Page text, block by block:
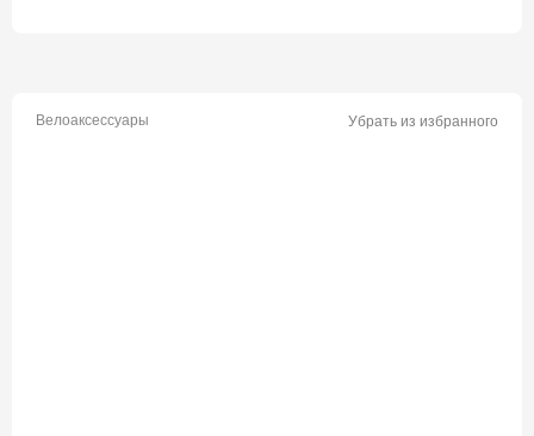
Велоаксессуары Убрать из избранного